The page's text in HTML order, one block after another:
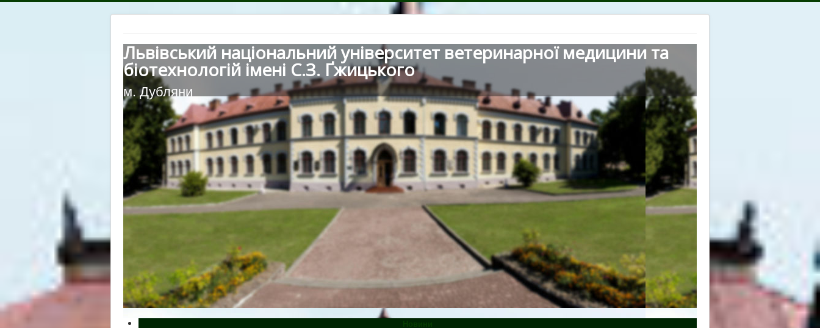
Львівський національний університет ветеринарної медицини та
біотехнологій імені С.З. Ґжицького
м. Дубляни